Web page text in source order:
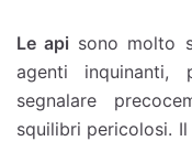
Le api sono molto
agenti
segnalare
squilibri pericolosi. Il